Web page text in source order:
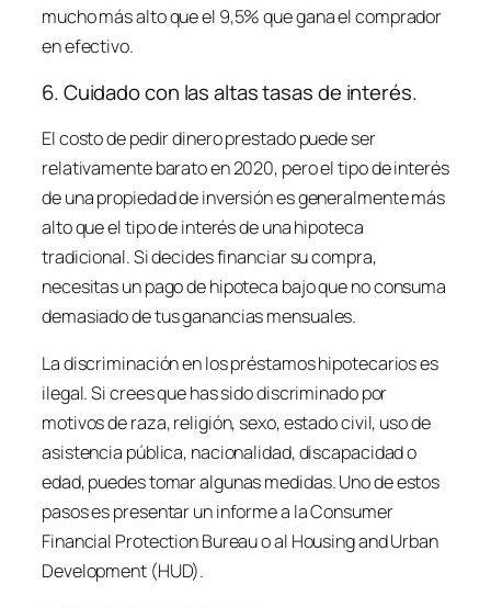
mucho más alto que el 9,5% que gana el comprador
en efectivo.
6. Cuidado con las altas tasas de interés.
El costo de pedir dinero prestado puede ser
relativamente barato en 2020, pero el tipo de interés
de una propiedad de inversión es generalmente más
alto que el tipo de interés de una hipoteca
tradicional. Si decides financiar su compra,
necesitas un pago de hipoteca bajo que no consuma
demasiado de tus ganancias mensuales.
La discriminación en los préstamos hipotecarios es
ilegal. Si crees que has sido discriminado por
motivos de raza, religión, sexo, estado civil, uso de
asistencia pública, nacionalidad, discapacidad o
edad, puedes tomar algunas medidas. Uno de estos
pasos es presentar un informe a la Consumer
Financial Protection Bureau o al Housing and Urban
Development (HUD).